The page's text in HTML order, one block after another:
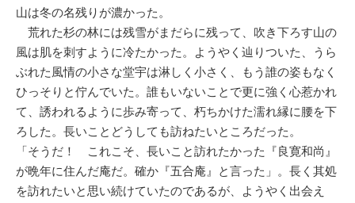
山は冬の名残りが濃かった。
荒れた杉の林には残雪がまだらに残って、吹き下ろす山の
風は肌を刺すように冷たかった。ようやく辿りついた、うら
ぶれた風情の小さな堂宇は淋しく小さく、もう誰の姿もなく
ひっそりと佇んでいた。誰もいないことで更に強く心惹かれ
て、誘われるように歩み寄って、朽ちかけた濡れ縁に腰を下
ろした。長いことどうしても訪ねたいところだった。
「そうだ！ これこそ、長いこと訪れたかった『良寛和尚』
が晩年に住んだ庵だ。確か『五合庵』と言った」。長く其処
を訪れたいと思い続けていたのであるが、ようやく出会え